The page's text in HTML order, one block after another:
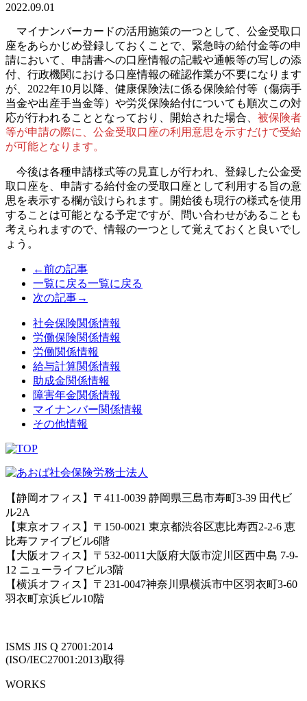
2022.09.01
マイナンバーカードの活用施策の一つとして、公金受取口
座をあらかじめ登録しておくことで、緊急時の給付金等の申
請において、申請書への口座情報の記載や通帳等の写しの添
付、行政機関における口座情報の確認作業が不要になります
が、2022年10月以降、健康保険法に係る保険給付等（傷病手
当金や出産手当金等）や労災保険給付についても順次この対
応が行われることとなっており、開始された場合、 被保険者
等が申請の際に、公金受取口座の利用意思を示すだけで受給
が可能となります。
今後は各種申請様式等の見直しが行われ、登録した公金受
取口座を、申請する給付金の受取口座として利用する旨の意
思を表示する欄が設けられます。開始後も現行の様式を使用
することは可能となる予定ですが、問い合わせがあることも
考えられますので、情報の一つとして覚えておくと良いでし
ょう。
←前の記事
一覧に戻る一覧に戻る
次の記事→
社会保険関係情報
労働保険関係情報
労働関係情報
給与計算関係情報
助成金関係情報
障害年金関係情報
マイナンバー関係情報
その他情報
【静岡オフィス】〒411-0039 静岡県三島市寿町3-39 田代ビ
ル2A
【東京オフィス】〒150-0021 東京都渋谷区恵比寿西2-2-6 恵
比寿ファイブビル6階
【大阪オフィス】〒532-0011大阪府大阪市淀川区西中島 7-9-
12 ニューライフビル3階
【横浜オフィス】〒231-0047神奈川県横浜市中区羽衣町3-60
羽衣町京浜ビル10階
ISMS JIS Q 27001:2014
(ISO/IEC27001:2013)取得
WORKS